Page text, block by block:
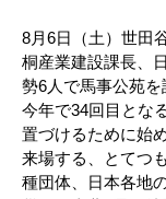
8月6日（土）世田
桐産業建設課長、
勢6人で馬事公苑を
今年で34回目とな
置づけるために始
来場する、とてつ
種団体、日本各地